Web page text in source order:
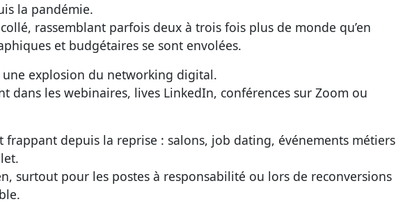
la pandémie.
rassemblant parfois deux à trois fois plus de monde qu’en
et budgétaires se sont envolées.
explosion du networking digital.
dans les webinaires, lives LinkedIn, conférences sur Zoom ou
frappant depuis la reprise : salons, job dating, événements métiers
surtout pour les postes à responsabilité ou lors de reconversions